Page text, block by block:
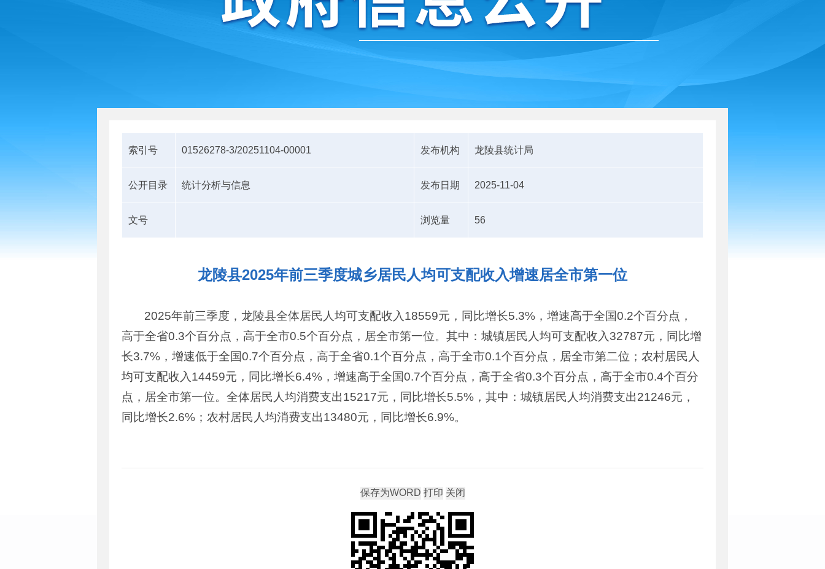
索引号 01526278-3/20251104-00001 发布机构 龙陵县统计局
公开目录 统计分析与信息 发布日期 2025-11-04
文号 浏览量 56
龙陵县2025年前三季度城乡居民人均可支配收入增速居全市第一位
2025年前三季度，龙陵县全体居民人均可支配收入18559元，同比增长5.3%，增速高于全国0.2个百分点，
高于全省0.3个百分点，高于全市0.5个百分点，居全市第一位。其中：城镇居民人均可支配收入32787元，同比增
长3.7%，增速低于全国0.7个百分点，高于全省0.1个百分点，高于全市0.1个百分点，居全市第二位；农村居民人
均可支配收入14459元，同比增长6.4%，增速高于全国0.7个百分点，高于全省0.3个百分点，高于全市0.4个百分
点，居全市第一位。全体居民人均消费支出15217元，同比增长5.5%，其中：城镇居民人均消费支出21246元，
同比增长2.6%；农村居民人均消费支出13480元，同比增长6.9%。